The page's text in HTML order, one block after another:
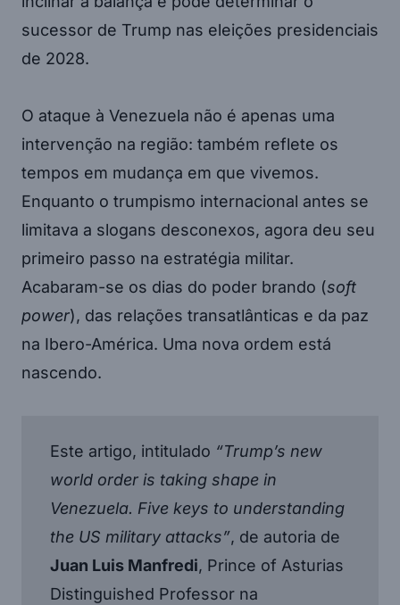
sucessor de Trump nas eleições presidenciais
de 2028.
O ataque à Venezuela não é apenas uma
intervenção na região: também reflete os
tempos em mudança em que vivemos.
Enquanto o trumpismo internacional antes se
limitava a slogans desconexos, agora deu seu
primeiro passo na estratégia militar.
Acabaram-se os dias do poder brando (soft
power), das relações transatlânticas e da paz
na Ibero-América. Uma nova ordem está
nascendo.
Este artigo, intitulado “Trump’s new
world order is taking shape in
Venezuela. Five keys to understanding
the US military attacks”, de autoria de
Juan Luis Manfredi, Prince of Asturias
Distinguished Professor na